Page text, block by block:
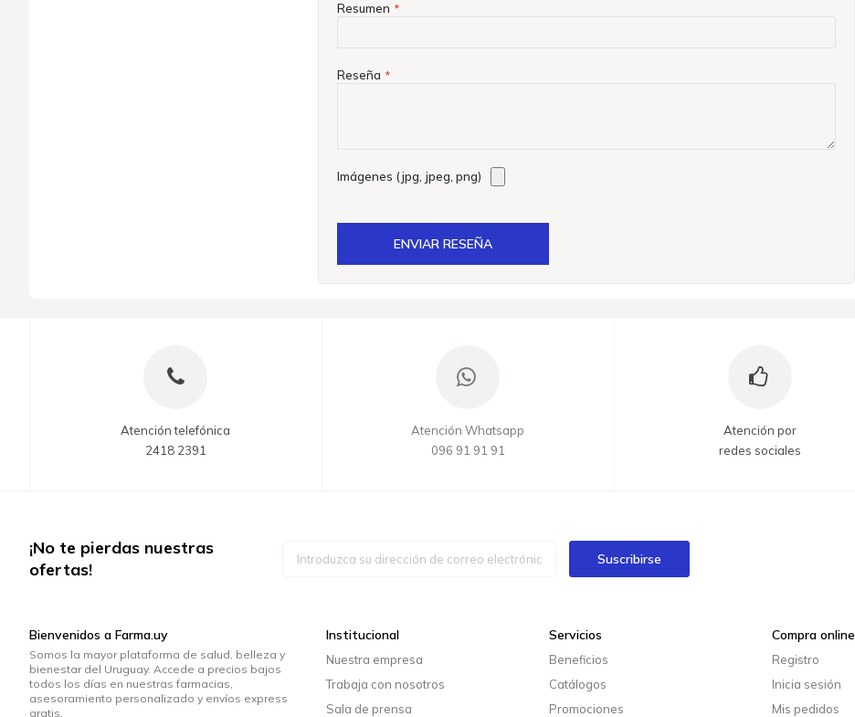
Resumen
Reseña
Imágenes (jpg, jpeg, png)
ENVIAR RESEÑA
Atención telefónica
2418 2391
Atención Whatsapp
096 91 91 91
Atención por
redes sociales
¡No te pierdas nuestras
ofertas!
Suscribirse
Bienvenidos a Farma.uy
Somos la mayor plataforma de salud, belleza y
bienestar del Uruguay. Accede a precios bajos
todos los días en nuestras farmacias,
asesoramiento personalizado y envíos express
gratis.
Institucional
Nuestra empresa
Trabaja con nosotros
Sala de prensa
Servicios
Beneficios
Catálogos
Promociones
Compra online
Registro
Inicia sesión
Mis pedidos